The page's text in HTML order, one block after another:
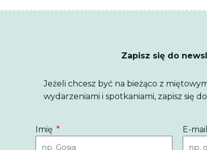
Zapisz się do
Jeżeli chcesz być na bieżąco z
wydarzeniami i spotkaniami, zapisz się
Imię E-mail